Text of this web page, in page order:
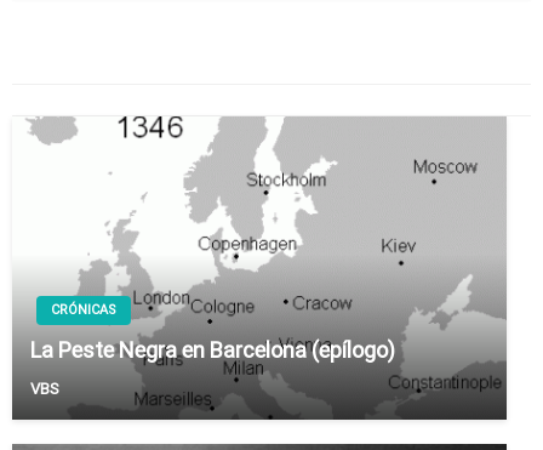
CRÓNICAS
La Peste Negra en Barcelona (epílogo)
VBS